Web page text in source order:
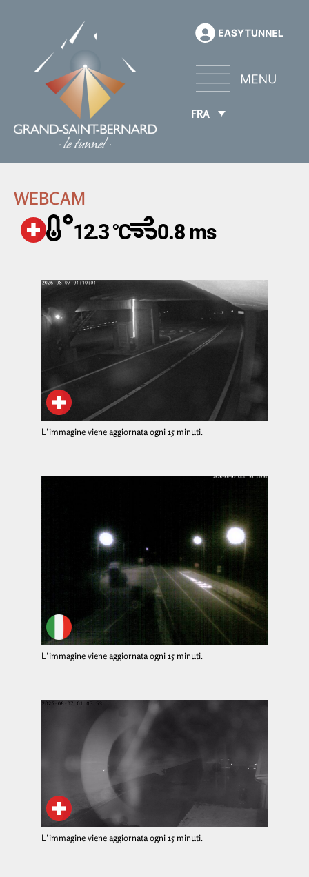
FRA
WEBCAM
12.3 °C 0.8 ms
L’immagine viene aggiornata ogni 15 minuti.
L’immagine viene aggiornata ogni 15 minuti.
L’immagine viene aggiornata ogni 15 minuti.